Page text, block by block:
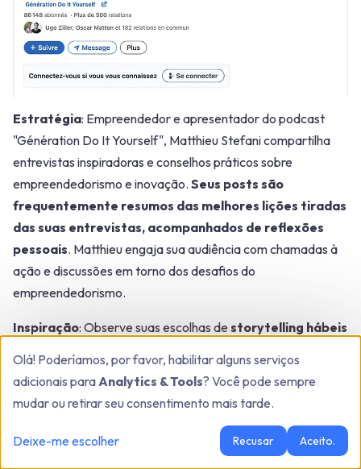
Estratégia: Empreendedor e apresentador do podcast
"Génération Do It Yourself", Matthieu Stefani compartilha
entrevistas inspiradoras e conselhos práticos sobre
empreendedorismo e inovação. Seus posts são
frequentemente resumos das melhores lições tiradas
das suas entrevistas, acompanhados de reflexões
pessoais. Matthieu engaja sua audiência com chamadas à
ação e discussões em torno dos desafios do
empreendedorismo.
Inspiração: Observe suas escolhas de storytelling hábeis
dá informação-chave.
Olá! Poderíamos, por favor, habilitar alguns serviços
adicionais paraAnalytics & Tools? Você pode sempre
mudar ou retirar seu consentimento mais tarde.
Deixe-me escolher Recusar Aceito.